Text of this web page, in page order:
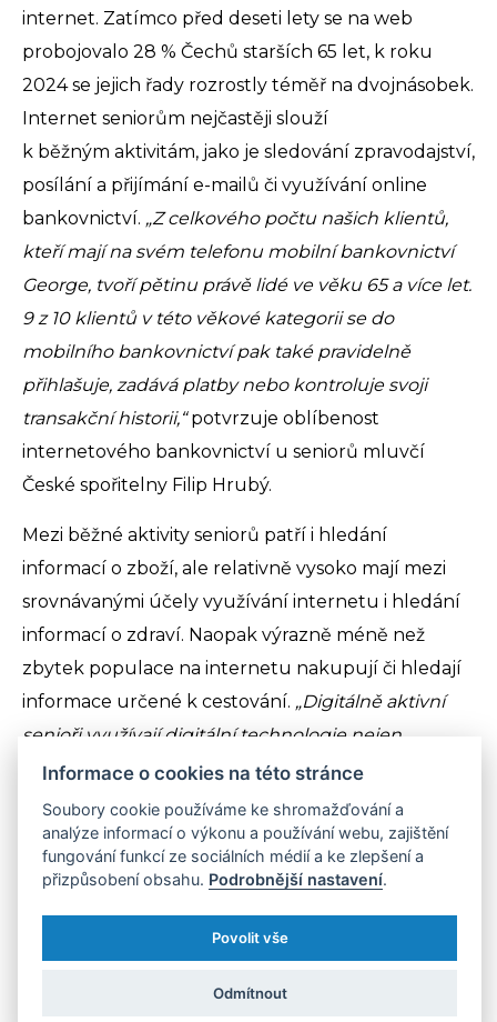
internet. Zatímco před deseti lety se na web
probojovalo 28 % Čechů starších 65 let, k roku
2024 se jejich řady rozrostly téměř na dvojnásobek.
Internet seniorům nejčastěji slouží
k běžným aktivitám, jako je sledování zpravodajství,
posílání a přijímání e-mailů či využívání online
bankovnictví. „Z celkového počtu našich klientů,
kteří mají na svém telefonu mobilní bankovnictví
George, tvoří pětinu právě lidé ve věku 65 a více let.
9 z 10 klientů v této věkové kategorii se do
mobilního bankovnictví pak také pravidelně
přihlašuje, zadává platby nebo kontroluje svoji
transakční historii,“potvrzuje oblíbenost
internetového bankovnictví u seniorů mluvčí
České spořitelny Filip Hrubý.
Mezi běžné aktivity seniorů patří i hledání
informací o zboží, ale relativně vysoko mají mezi
srovnávanými účely využívání internetu i hledání
informací o zdraví. Naopak výrazně méně než
zbytek populace na internetu nakupují či hledají
informace určené k cestování. „Digitálně aktivní
senioři využívají digitální technologie nejen
ke komunikaci s přáteli a rodinou například skrze
Whatsapp, ale také k plánování pohybu mimo
domov díky mapám či jízdním řádům, správě
svých financí v elektronickém bankovnictví a k
Důležitým faktorem, který ovlivňuje, jak a jestli
jejich sociální kontakty - velmi často totiž seniory
Informace o cookies na této stránce
Soubory cookie používáme ke shromažďování a
analýze informací o výkonu a používání webu, zajištění
fungování funkcí ze sociálních médií a ke zlepšení a
přizpůsobení obsahu. Podrobnější nastavení.
Povolit vše
Odmítnout